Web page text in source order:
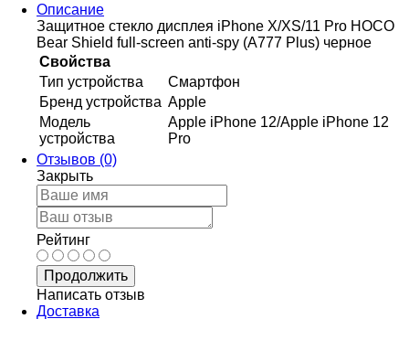
Описание
Защитное стекло дисплея iPhone X/XS/11 Pro HOCO
Bear Shield full-screen anti-spy (A777 Plus) черное
Свойства
Тип устройства
Смартфон
Бренд устройства Apple
Модель
устройства
Apple iPhone 12/Apple iPhone 12
Pro
Отзывов (0)
Закрыть
Рейтинг
Продолжить
Написать отзыв
Доставка